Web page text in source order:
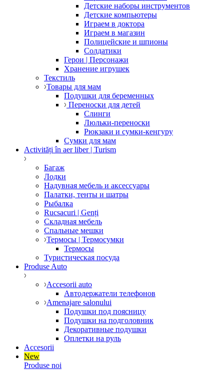
Детские наборы инструментов
Детские компьютеры
Играем в доктора
Играем в магазин
Полицейские и шпионы
Солдатики
Герои | Персонажи
Хранение игрушек
Текстиль
Товары для мам
Подушки для беременных
Переноски для детей
Слинги
Люльки-переноски
Рюкзаки и сумки-кенгуру
Сумки для мам
Activități în aer liber | Turism
Багаж
Лодки
Надувная мебель и аксессуары
Палатки, тенты и шатры
Рыбалка
Rucsacuri | Genți
Складная мебель
Спальные мешки
Термосы | Термосумки
Термосы
Туристическая посуда
Produse Auto
Accesorii auto
Автодержатели телефонов
Amenajare salonului
Подушки под поясницу
Подушки на подголовник
Декоративные подушки
Оплетки на руль
Accesorii
New
Produse noi